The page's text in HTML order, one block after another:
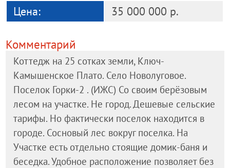
Цена: 35 000 000 р.
Комментарий
Коттедж на 25 сотках земли, Ключ-
Камышенское Плато. Село Новолуговое.
Поселок Горки-2 . (ИЖС) Со своим берёзовым
лесом на участке. Не город. Дешевые сельские
тарифы. Но фактически поселок находится в
городе. Сосновый лес вокруг поселка. На
Участке есть отдельно стоящие домик-баня и
беседка. Удобное расположение позволяет без